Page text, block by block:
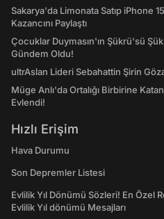
Sakarya'da Limonata Satıp iPhone
Kazancını Paylaştı
Çocuklar Duymasın'ın Şükrü'sü
Gündem Oldu!
ultrAslan Lideri Sebahattin Şirin
Müge Anlı'da Ortalığı Birbirine
Evlendi!
Hızlı Erişim
Hava Durumu
Son Depremler Listesi
Evlilik Yıl Dönümü Sözleri! En Özel
Evlilik Yıl dönümü Mesajları